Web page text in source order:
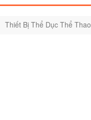
Thiết Bị Thể Dục Thể Thao